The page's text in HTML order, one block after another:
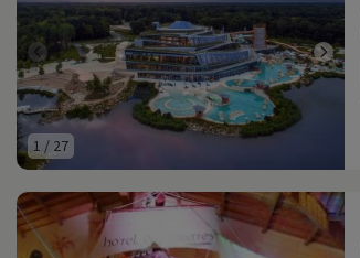
1 / 27